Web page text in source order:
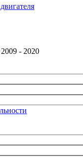
- 2020
*